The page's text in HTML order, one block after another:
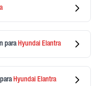
para Hyundai Elantra
para Hyundai Elantra